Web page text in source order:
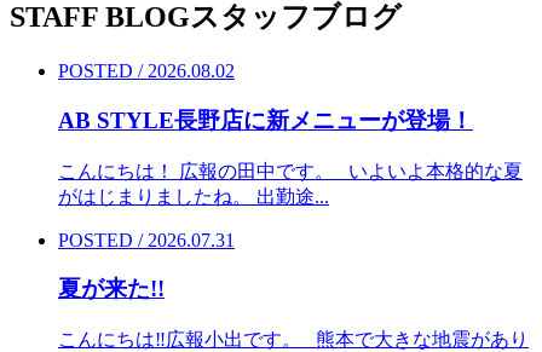
STAFF BLOGスタッフブログ
POSTED / 2026.08.02
AB STYLE長野店に新メニューが登場！
こんにちは！ 広報の田中です。 いよいよ本格的な夏
がはじまりましたね。 出勤途...
POSTED / 2026.07.31
夏が来た!!
こんにちは‼︎広報小出です。 熊本で大きな地震があり